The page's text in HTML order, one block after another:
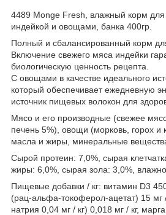
4489 Monge Fresh, влажный корм
индейкой и овощами, банка 400гр.
Полный и сбалансированный корм
Включение свежего мяса индейки
биологическую ценность рецепта.
С овощами в качестве идеального
который обеспечивает ежедневную
источник пищевых волокон для
Мясо и его производные (свежее
печень 5%), овощи (морковь, горох и
масла и жиры, минеральные
Сырой протеин: 7,0%, сырая
жиры: 6,0%, сырая зола: 3,0%,
Пищевые добавки / кг: витамин D3
(рац-альфа-токоферол-ацетат) 15 мг
натрия 0,04 мг / кг) 0,018 мг / кг,